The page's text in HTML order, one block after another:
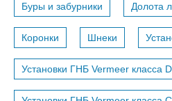
Буры и забурники Долота
Коронки Шнеки
Установки ГНБ Vermeer класса D